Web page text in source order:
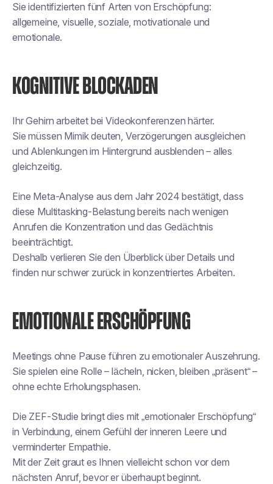
Sie identifizierten fünf Arten von Erschöpfung:
allgemeine, visuelle, soziale, motivationale und
emotionale.
KOGNITIVE BLOCKADEN
Ihr Gehirn arbeitet bei Videokonferenzen härter.
Sie müssen Mimik deuten, Verzögerungen ausgleichen
und Ablenkungen im Hintergrund ausblenden – alles
gleichzeitig.
Eine Meta-Analyse aus dem Jahr 2024 bestätigt, dass
diese Multitasking-Belastung bereits nach wenigen
Anrufen die Konzentration und das Gedächtnis
beeinträchtigt.
Deshalb verlieren Sie den Überblick über Details und
finden nur schwer zurück in konzentriertes Arbeiten.
EMOTIONALE ERSCHÖPFUNG
Meetings ohne Pause führen zu emotionaler Auszehrung.
Sie spielen eine Rolle – lächeln, nicken, bleiben „präsent“ –
ohne echte Erholungsphasen.
Die ZEF-Studie bringt dies mit „emotionaler Erschöpfung“
in Verbindung, einem Gefühl der inneren Leere und
verminderter Empathie.
Mit der Zeit graut es Ihnen vielleicht schon vor dem
nächsten Anruf, bevor er überhaupt beginnt.